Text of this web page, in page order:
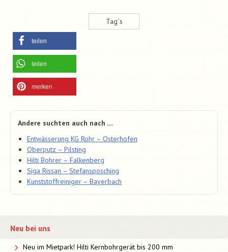
Tag´s
teilen
teilen
merken
Andere suchten auch nach ....
Entwässerung KG Rohr – Osterhofen
Oberputz – Pilsting
Hilti Bohrer – Falkenberg
Siga Rissan – Stefansposching
Kunststoffreiniger – Bayerbach
Neu bei uns
Neu im Mietpark! Hilti Kernbohrgerät bis 200 mm